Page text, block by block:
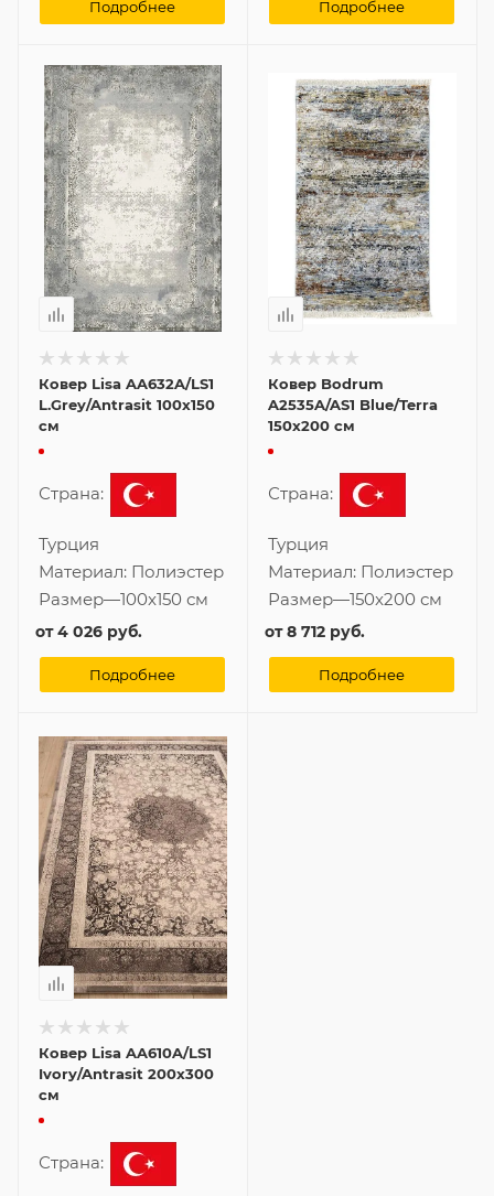
Подробнее Подробнее
Ковер Lisa AA632A/LS1
L.Grey/Antrasit 100x150
см
Страна:
Турция
Материал: Полиэстер
Размер—100x150 см
от4 026 руб.
Подробнее
Ковер Bodrum
A2535A/AS1 Blue/Terra
150x200 см
Страна:
Турция
Материал: Полиэстер
Размер—150x200 см
от8 712 руб.
Подробнее
Ковер Lisa AA610A/LS1
Ivory/Antrasit 200x300
см
Страна: